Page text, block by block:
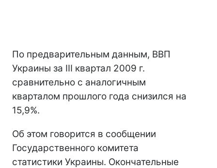
По предварительным данным, ВВП
Украины за ІIІ квартал 2009 г.
сравнительно с аналогичным
кварталом прошлого года снизился на
15,9%.
Об этом говорится в сообщении
Государственного комитета
статистики Украины. Окончательные